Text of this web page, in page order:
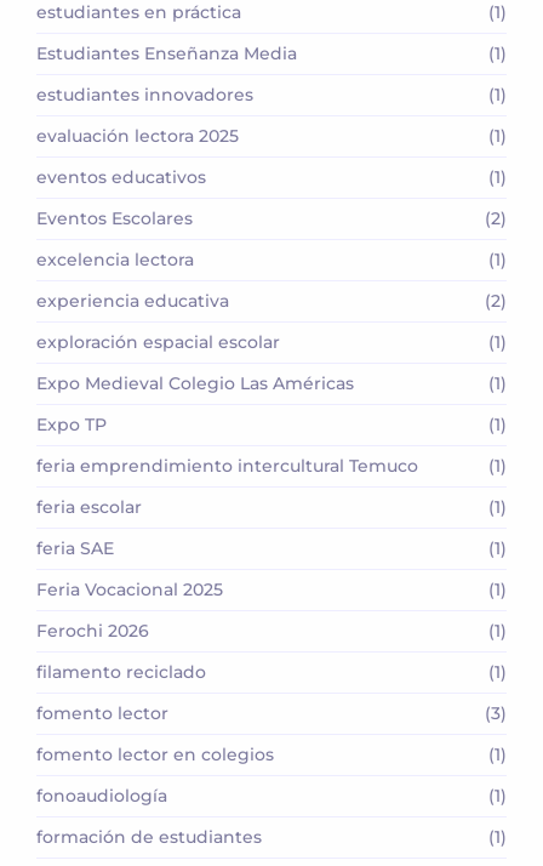
estudiantes en práctica
(1)
Estudiantes Enseñanza Media
(1)
estudiantes innovadores
(1)
evaluación lectora 2025
(1)
eventos educativos
(1)
Eventos Escolares
(2)
excelencia lectora
(1)
experiencia educativa
(2)
exploración espacial escolar
(1)
Expo Medieval Colegio Las Américas
(1)
Expo TP
(1)
feria emprendimiento intercultural Temuco
(1)
feria escolar
(1)
feria SAE
(1)
Feria Vocacional 2025
(1)
Ferochi 2026
(1)
filamento reciclado
(1)
fomento lector
(3)
fomento lector en colegios
(1)
fonoaudiología
(1)
formación de estudiantes
(1)